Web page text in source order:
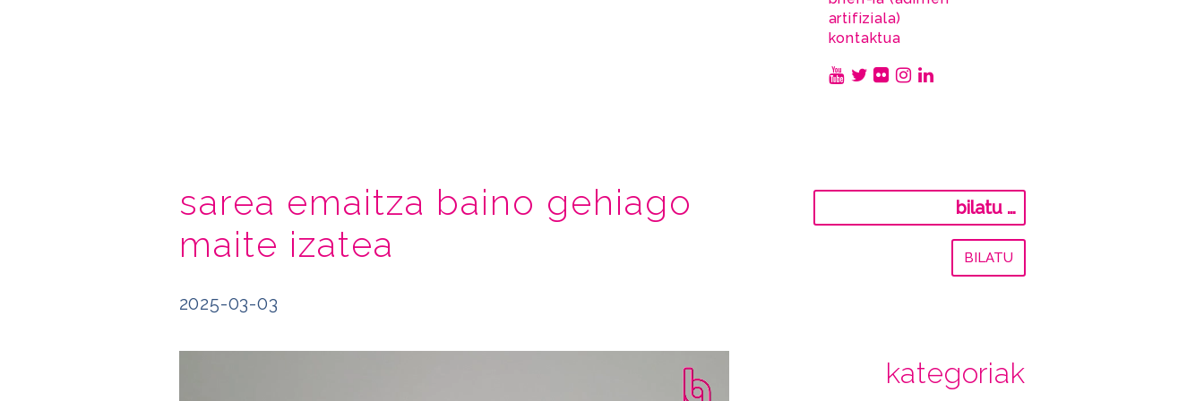
artifiziala)
kontaktua
sarea emaitza baino gehiago
maite izatea
2025-03-03
kategoriak